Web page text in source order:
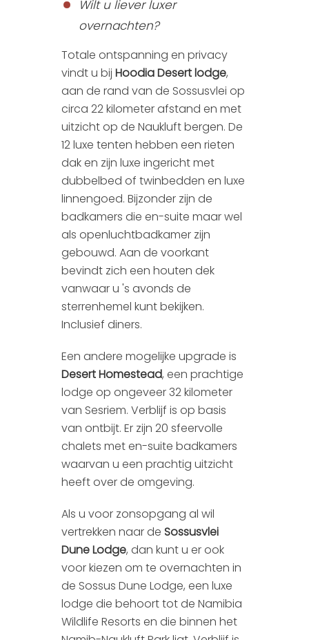
Wilt u liever luxer
overnachten?
Totale ontspanning en privacy
vindt u bij Hoodia Desert lodge,
aan de rand van de Sossusvlei op
circa 22 kilometer afstand en met
uitzicht op de Naukluft bergen. De
12 luxe tenten hebben een rieten
dak en zijn luxe ingericht met
dubbelbed of twinbedden en luxe
linnengoed. Bijzonder zijn de
badkamers die en-suite maar wel
als openluchtbadkamer zijn
gebouwd. Aan de voorkant
bevindt zich een houten dek
vanwaar u 's avonds de
sterrenhemel kunt bekijken.
Inclusief diners.
Een andere mogelijke upgrade is
Desert Homestead, een prachtige
lodge op ongeveer 32 kilometer
van Sesriem. Verblijf is op basis
van ontbijt. Er zijn 20 sfeervolle
chalets met en-suite badkamers
waarvan u een prachtig uitzicht
heeft over de omgeving.
Als u voor zonsopgang al wil
vertrekken naar de Sossusvlei
Dune Lodge, dan kunt u er ook
voor kiezen om te overnachten in
de Sossus Dune Lodge, een luxe
lodge die behoort tot de Namibia
Wildlife Resorts en die binnen het